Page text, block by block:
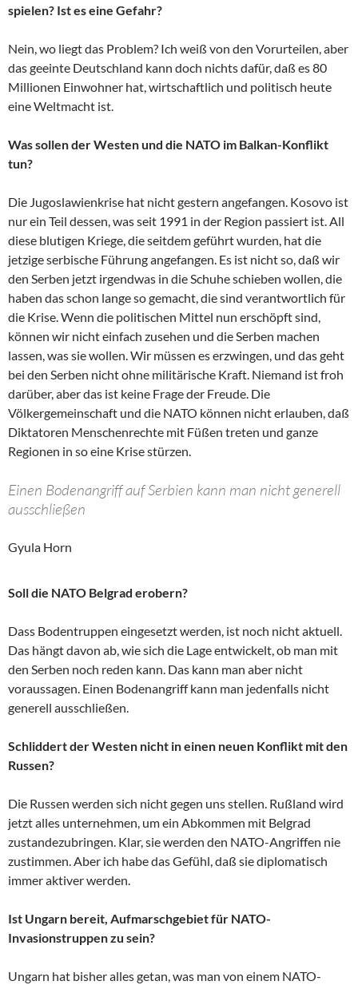
spielen? Ist es eine Gefahr?
Nein, wo liegt das Problem? Ich weiß von den Vorurteilen, aber
das geeinte Deutschland kann doch nichts dafür, daß es 80
Millionen Einwohner hat, wirtschaftlich und politisch heute
eine Weltmacht ist.
Was sollen der Westen und die NATO im Balkan-Konflikt
tun?
Die Jugoslawienkrise hat nicht gestern angefangen. Kosovo ist
nur ein Teil dessen, was seit 1991 in der Region passiert ist. All
diese blutigen Kriege, die seitdem geführt wurden, hat die
jetzige serbische Führung angefangen. Es ist nicht so, daß wir
den Serben jetzt irgendwas in die Schuhe schieben wollen, die
haben das schon lange so gemacht, die sind verantwortlich für
die Krise. Wenn die politischen Mittel nun erschöpft sind,
können wir nicht einfach zusehen und die Serben machen
lassen, was sie wollen. Wir müssen es erzwingen, und das geht
bei den Serben nicht ohne militärische Kraft. Niemand ist froh
darüber, aber das ist keine Frage der Freude. Die
Völkergemeinschaft und die NATO können nicht erlauben, daß
Diktatoren Menschenrechte mit Füßen treten und ganze
Regionen in so eine Krise stürzen.
Einen Bodenangriff auf Serbien kann man nicht generell
ausschließen
Gyula Horn
Soll die NATO Belgrad erobern?
Dass Bodentruppen eingesetzt werden, ist noch nicht aktuell.
Das hängt davon ab, wie sich die Lage entwickelt, ob man mit
den Serben noch reden kann. Das kann man aber nicht
voraussagen. Einen Bodenangriff kann man jedenfalls nicht
generell ausschließen.
Schliddert der Westen nicht in einen neuen Konflikt mit den
Russen?
Die Russen werden sich nicht gegen uns stellen. Rußland wird
jetzt alles unternehmen, um ein Abkommen mit Belgrad
zustandezubringen. Klar, sie werden den NATO-Angriffen nie
zustimmen. Aber ich habe das Gefühl, daß sie diplomatisch
immer aktiver werden.
Ist Ungarn bereit, Aufmarschgebiet für NATO-
Invasionstruppen zu sein?
Ungarn hat bisher alles getan, was man von einem NATO-